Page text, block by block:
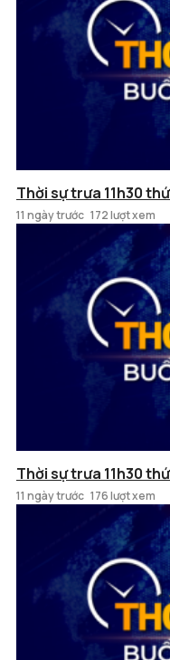
Thời sự trưa 11h30
11 ngày trước 172 lượt xem
Thời sự trưa 11h30
11 ngày trước 176 lượt xem